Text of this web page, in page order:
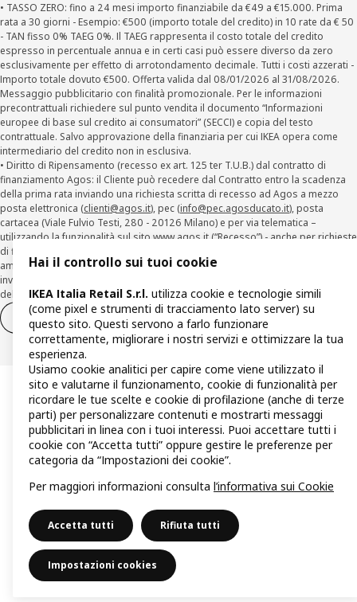
• TASSO ZERO: fino a 24 mesi importo finanziabile da €49 a €15.000. Prima
rata a 30 giorni - Esempio: €500 (importo totale del credito) in 10 rate da € 50
- TAN fisso 0% TAEG 0%. Il TAEG rappresenta il costo totale del credito
espresso in percentuale annua e in certi casi può essere diverso da zero
esclusivamente per effetto di arrotondamento decimale. Tutti i costi azzerati -
Importo totale dovuto €500. Offerta valida dal 08/01/2026 al 31/08/2026.
Messaggio pubblicitario con finalità promozionale. Per le informazioni
precontrattuali richiedere sul punto vendita il documento “Informazioni
europee di base sul credito ai consumatori” (SECCI) e copia del testo
contrattuale. Salvo approvazione della finanziaria per cui IKEA opera come
intermediario del credito non in esclusiva.
• Diritto di Ripensamento (recesso ex art. 125 ter T.U.B.) dal contratto di
finanziamento Agos: il Cliente può recedere dal Contratto entro la scadenza
della prima rata inviando una richiesta scritta di recesso ad Agos a mezzo
posta elettronica (clienti@agos.it), pec (info@pec.agosducato.it), posta
cartacea (Viale Fulvio Testi, 280 - 20126 Milano) e per via telematica –
utilizzando la funzionalità sul sito www.agos.it(“Recesso”) - anche per richieste
di finanziamento effettuate con canali a distanza. In caso di pre-
ammortamento, la comunicazione di recesso da parte del Cliente deve essere
inviata, con le modalità di cui sopra entro 30 giorni dalla data di accettazione
della richiesta di finanziamento.
Diritto di recesso
Diritto di recesso per i servizi
Hai il controllo sui tuoi cookie
IKEA Italia Retail S.r.l. utilizza cookie e tecnologie simili
(come pixel e strumenti di tracciamento lato server) su
questo sito. Questi servono a farlo funzionare
correttamente, migliorare i nostri servizi e ottimizzare la tua
esperienza.
Usiamo cookie analitici per capire come viene utilizzato il
sito e valutarne il funzionamento, cookie di funzionalità per
ricordare le tue scelte e cookie di profilazione (anche di terze
parti) per personalizzare contenuti e mostrarti messaggi
pubblicitari in linea con i tuoi interessi. Puoi accettare tutti i
cookie con “Accetta tutti” oppure gestire le preferenze per
categoria da “Impostazioni dei cookie”.
Per maggiori informazioni consulta l’informativa sui Cookie
Accetta tutti Rifiuta tutti
Impostazioni cookies